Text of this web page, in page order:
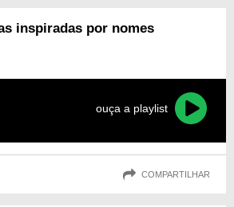
inspiradas por nomes
ouça a playlist
COMPARTILHAR